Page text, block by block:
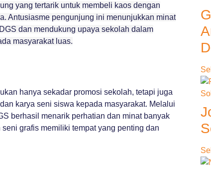
yang tertarik untuk membeli kaos dengan
Antusiasme pengunjung ini menunjukkan minat
dan mendukung upaya sekolah dalam
masyarakat luas.
hanya sekadar promosi sekolah, tetapi juga
karya seni siswa kepada masyarakat. Melalui
berhasil menarik perhatian dan minat banyak
grafis memiliki tempat yang penting dan